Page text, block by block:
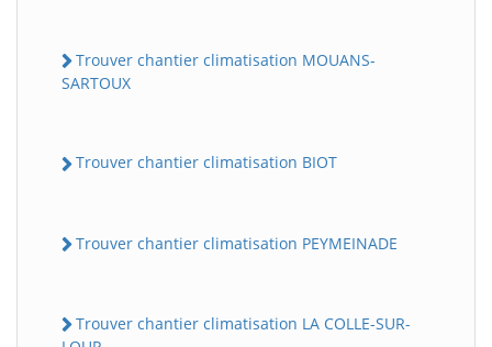
Trouver chantier climatisation MOUANS-
SARTOUX
Trouver chantier climatisation BIOT
Trouver chantier climatisation PEYMEINADE
Trouver chantier climatisation LA COLLE-SUR-